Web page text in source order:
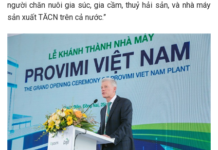
người chăn nuôi gia súc, gia cầm, thuỷ hải sản, và nhà máy
sản xuất TĂCN trên cả nước.”